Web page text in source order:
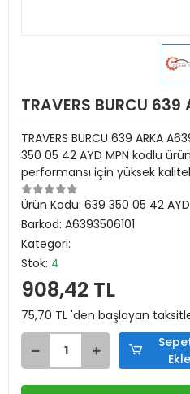
TRAVERS BURCU 639
TRAVERS BURCU 639 ARKA
350 05 42 AYD MPN kodlu
performansı için yüksek
Ürün Kodu: 639 350 05 42 AYD
Barkod: A6393506101
Kategori:
Stok: 4
908,42 TL
75,70 TL 'den başlayan
Ekle